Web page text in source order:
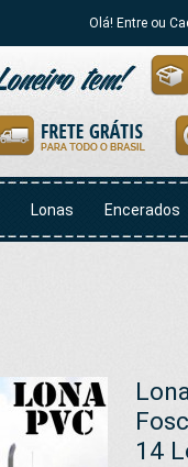
Olá! Entre ou
Lonas Encerados
14